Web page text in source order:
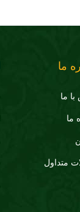
ما
ما
ما
متداول